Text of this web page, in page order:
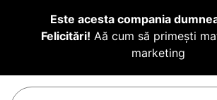
Este acesta compania
Felicitări! Aă cum să primești
marketing